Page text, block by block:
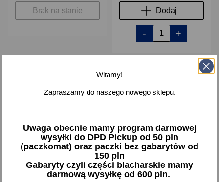
Brak na stanie Dodaj
- +
Latarka aluminiowa, 9
Latarka XT-E CREE 5W
Witamy!
Zapraszamy do naszego nowego sklepu.
Uwaga obecnie mamy program darmowej
wysyłki do DPD Pickup od 50 pln
(paczkomat) oraz paczki bez gabarytów od
150 pln
Gabaryty czyli części blacharskie mamy
darmową wysyłkę od 600 pln.